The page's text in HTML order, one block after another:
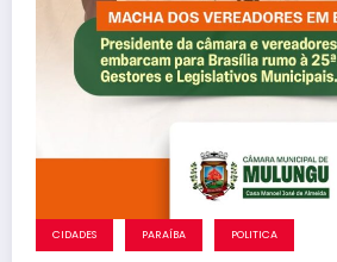
CIDADES PARAÍBA POLITICA